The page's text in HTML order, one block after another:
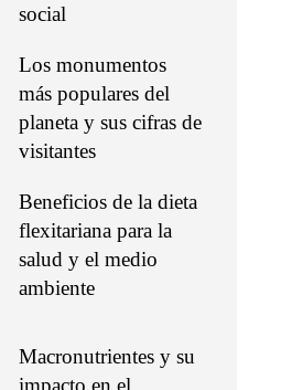
social
Los monumentos
más populares del
planeta y sus cifras de
visitantes
Beneficios de la dieta
flexitariana para la
salud y el medio
ambiente
Macronutrientes y su
impacto en el